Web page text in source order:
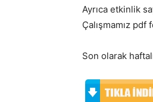
Ayrıca etkinlik
Çalışmamız pdf
Son olarak